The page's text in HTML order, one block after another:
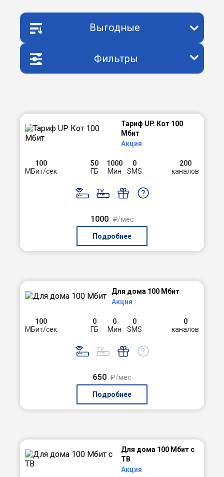
Выгодные
Фильтры
Тариф UP. Кот 100
Мбит
Акция
100
МБит/сек
50
ГБ
1000
Мин
0
SMS
200
каналов
1000 ₽/мес
Подробнее
Для дома 100 Мбит
Акция
100
МБит/сек
0
ГБ
0
Мин
0
SMS
0
каналов
650 ₽/мес
Подробнее
Для дома 100 Мбит с
ТВ
Акция